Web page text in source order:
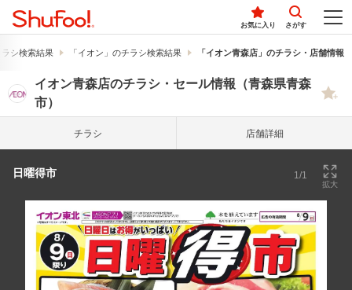
お気に入り さがす
シ検索結果 「イオン」のチラシ検索結果 「イオン青森店」のチラシ・店舗情報
イオン青森店のチラシ・セール情報（青森県青森
市）
チラシ 店舗詳細
日曜得市 1/1
拡大